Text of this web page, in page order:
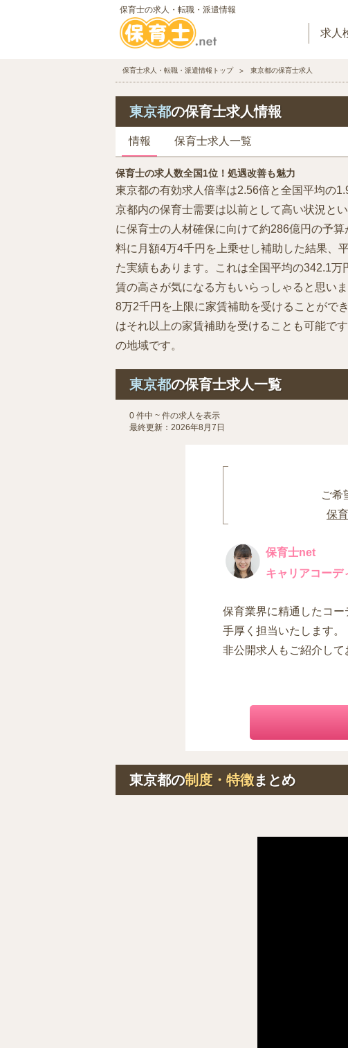
保育士の求人・転職・派遣情報
求人
保育士求人・転職・派遣情報トップ 東京都の保育士求人
東京都の保育士求人情報
情報 保育士求人一覧
保育士の求人数全国1位！処遇改善も魅力
東京都の有効求人倍率は2.56倍と全国平均の
京都内の保育士需要は以前として高い状況と
に保育士の人材確保に向けて約286億円の予
料に月額4万4千円を上乗せし補助した結果、
た実績もあります。これは全国平均の342.1
賃の高さが気になる方もいらっしゃると思い
8万2千円を上限に家賃補助を受けることがで
はそれ以上の家賃補助を受けることも可能で
の地域です。
東京都の保育士求人一覧
0 件中 ~ 件の求人を表示
最終更新：2026年8月7日
ご希
保
保育士net
キャリアコーデ
保育業界に精通したコ
手厚く担当いたします。
非公開求人もご紹介し
東京都の制度・特徴まとめ